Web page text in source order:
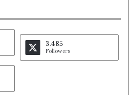
3.485
Followers